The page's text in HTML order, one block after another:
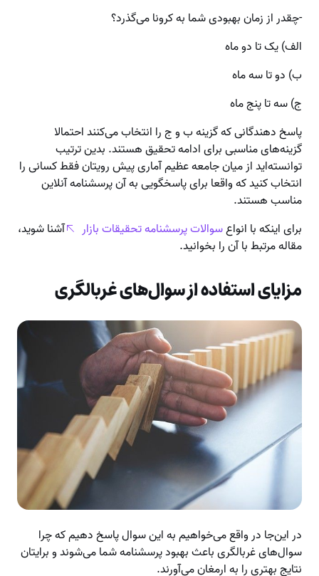
-چقدر از زمان بهبودی شما به کرونا می‌گذرد؟
الف) یک تا دو ماه
ب) دو تا سه ماه
ج) سه تا پنج ماه
پاسخ دهندگانی که گزینه ب و ج را انتخاب می‌کنند احتمالا
گزینه‌های مناسبی برای ادامه تحقیق هستند. بدین ترتیب
توانسته‌اید از میان جامعه عظیم آماری پیش رویتان فقط کسانی را
انتخاب کنید که واقعا برای پاسخگویی به آن پرسشنامه آنلاین
مناسب هستند.
برای اینکه با انواعسوالات پرسشنامه تحقیقات بازار
آشنا شوید،
مقاله مرتبط با آن را بخوانید.
مزایای استفاده از سوال‌های غربالگری
در این‌جا در واقع می‌خواهیم به این سوال پاسخ دهیم که چرا
سوال‌های غربالگری باعث بهبود پرسشنامه شما می‌شوند و برایتان
نتایج بهتری را به ارمغان می‌آورند.